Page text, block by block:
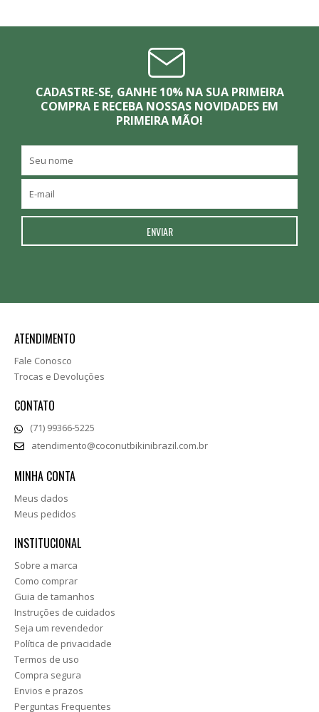
CADASTRE-SE, GANHE 10% NA SUA PRIMEIRA
COMPRA E RECEBA NOSSAS NOVIDADES EM
PRIMEIRA MÃO!
ATENDIMENTO
Fale Conosco
Trocas e Devoluções
CONTATO
(71) 99366-5225
atendimento@coconutbikinibrazil.com.br
MINHA CONTA
Meus dados
Meus pedidos
INSTITUCIONAL
Sobre a marca
Como comprar
Guia de tamanhos
Instruções de cuidados
Seja um revendedor
Política de privacidade
Termos de uso
Compra segura
Envios e prazos
Perguntas Frequentes